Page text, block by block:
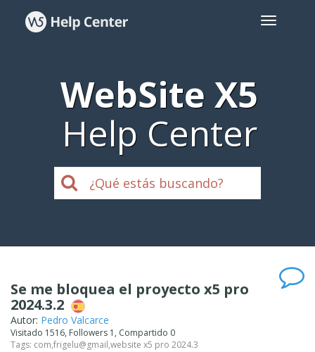
WebSite X5
Help Center
Se me bloquea el proyecto x5 pro
2024.3.2
Autor: Pedro Valcarce
Visitado 1516, Followers 1, Compartido 0
Tags: com,frigelu@gmail,website x5 pro 2024.3